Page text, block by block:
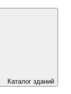
Каталог зданий